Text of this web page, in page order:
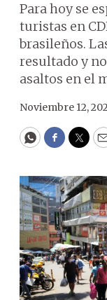
Para hoy se
turistas en
brasileños.
resultado y
asaltos en el
Noviembre 12,
WhatsApp